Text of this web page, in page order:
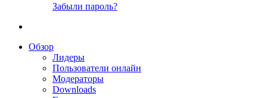
Забыли пароль?
Обзор
Лидеры
Пользователи онлайн
Модераторы
Downloads